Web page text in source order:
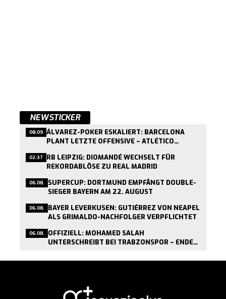
NEWSTICKER
08:09 ÁLVAREZ-POKER ESKALIERT: BARCELONA
PLANT LETZTE OFFENSIVE – ATLÉTICO
02:37 RB LEIPZIG: DIOMANDÉ WECHSELT FÜR
REKORDABLÖSE ZU REAL MADRID
06.08. SUPERCUP: DORTMUND EMPFÄNGT DOUBLE-
SIEGER BAYERN AM 22. AUGUST
06.08. BAYER LEVERKUSEN: GUTIÉRREZ VON NEAPEL
ALS GRIMALDO-NACHFOLGER VERPFLICHTET
06.08. OFFIZIELL: MOHAMED SALAH
UNTERSCHREIBT BEI TRABZONSPOR – ENDE